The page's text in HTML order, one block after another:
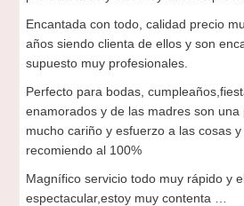
Encantada con todo, calidad precio
años siendo clienta de ellos y son
supuesto muy profesionales.
Perfecto para bodas,
enamorados y de las madres son una
mucho cariño y esfuerzo a las cosas
recomiendo al 100%
Magnífico servicio todo muy rápido y
espectacular,estoy muy contenta …